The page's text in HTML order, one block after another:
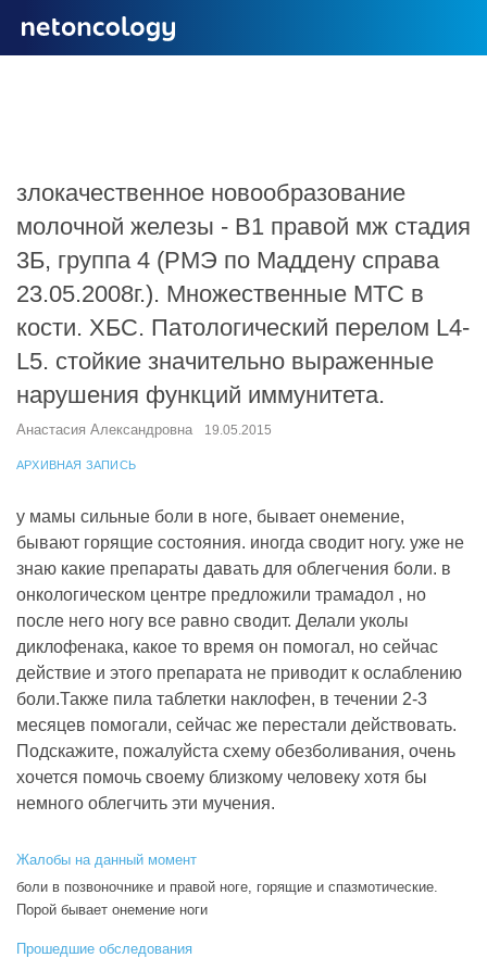
злокачественное новообразование
молочной железы - В1 правой мж стадия
3Б, группа 4 (РМЭ по Маддену справа
23.05.2008г.). Множественные МТС в
кости. ХБС. Патологический перелом L4-
L5. стойкие значительно выраженные
нарушения функций иммунитета.
Анастасия Александровна 19.05.2015
АРХИВНАЯ ЗАПИСЬ
у мамы сильные боли в ноге, бывает онемение,
бывают горящие состояния. иногда сводит ногу. уже не
знаю какие препараты давать для облегчения боли. в
онкологическом центре предложили трамадол , но
после него ногу все равно сводит. Делали уколы
диклофенака, какое то время он помогал, но сейчас
действие и этого препарата не приводит к ослаблению
боли.Также пила таблетки наклофен, в течении 2-3
месяцев помогали, сейчас же перестали действовать.
Подскажите, пожалуйста схему обезболивания, очень
хочется помочь своему близкому человеку хотя бы
немного облегчить эти мучения.
Жалобы на данный момент
боли в позвоночнике и правой ноге, горящие и спазмотические.
Порой бывает онемение ноги
Прошедшие обследования